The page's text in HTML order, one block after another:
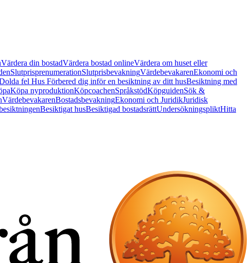
Värdera din bostadVärdera bostad onlineVärdera om huset eller
SlutprisprenumerationSlutprisbevakningVärdebevakarenEkonomi och
fel Hus Förbered dig inför en besiktning av ditt husBesiktning med
Köpa nyproduktionKöpcoachenSpråkstödKöpguidenSök &
VärdebevakarenBostadsbevakningEkonomi och JuridikJuridisk
Besiktigat husBesiktigad bostadsrättUndersökningspliktHitta